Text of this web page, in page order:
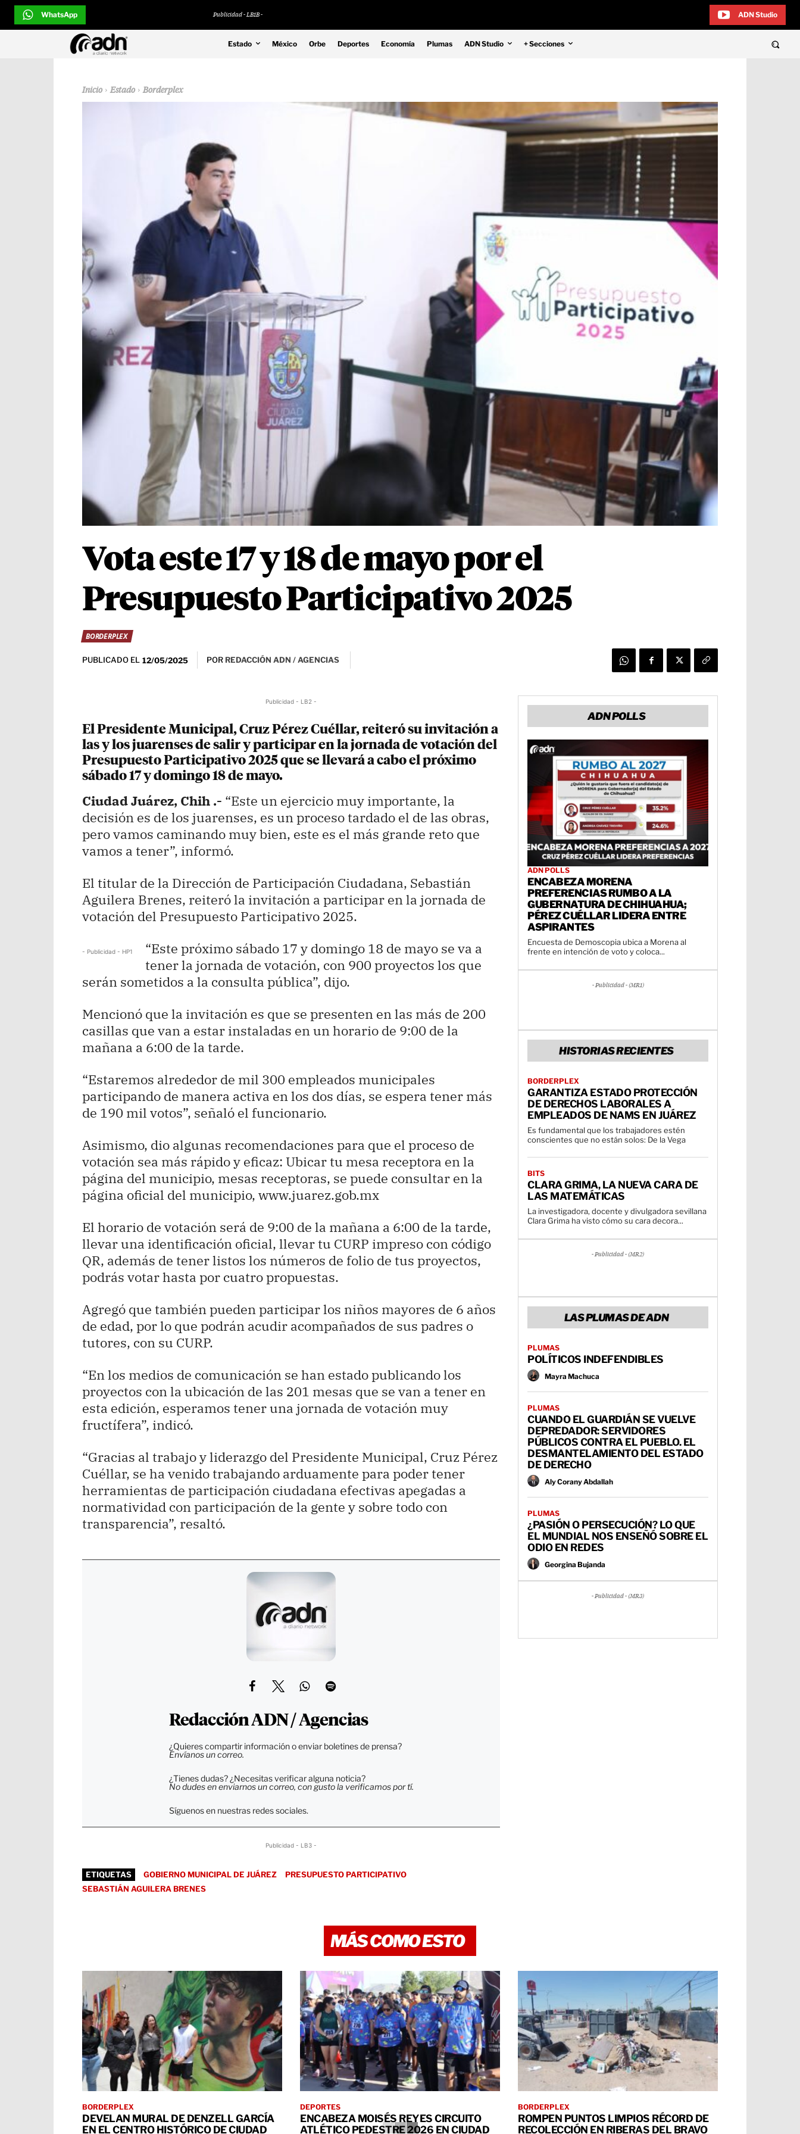
WhatsApp Publicidad - LB1B - ADN Studio
Estado México Orbe Deportes Economía Plumas ADN Studio + Secciones
Inicio Estado Borderplex
Vota este 17 y 18 de mayo por el
Presupuesto Participativo 2025
BORDERPLEX
PUBLICADO EL 12/05/2025 POR REDACCIÓN ADN / AGENCIAS
Publicidad - LB2 -
El Presidente Municipal, Cruz Pérez Cuéllar, reiteró su invitación a
las y los juarenses de salir y participar en la jornada de votación del
Presupuesto Participativo 2025 que se llevará a cabo el próximo
sábado 17 y domingo 18 de mayo.
Ciudad Juárez, Chih .- “Este un ejercicio muy importante, la
decisión es de los juarenses, es un proceso tardado el de las obras,
pero vamos caminando muy bien, este es el más grande reto que
vamos a tener”, informó.
El titular de la Dirección de Participación Ciudadana, Sebastián
Aguilera Brenes, reiteró la invitación a participar en la jornada de
votación del Presupuesto Participativo 2025.
- Publicidad - HP1
“Este próximo sábado 17 y domingo 18 de mayo se va a
tener la jornada de votación, con 900 proyectos los que
serán sometidos a la consulta pública”, dijo.
Mencionó que la invitación es que se presenten en las más de 200
casillas que van a estar instaladas en un horario de 9:00 de la
mañana a 6:00 de la tarde.
“Estaremos alrededor de mil 300 empleados municipales
participando de manera activa en los dos días, se espera tener más
de 190 mil votos”, señaló el funcionario.
Asimismo, dio algunas recomendaciones para que el proceso de
votación sea más rápido y eficaz: Ubicar tu mesa receptora en la
página del municipio, mesas receptoras, se puede consultar en la
página oficial del municipio, www.juarez.gob.mx
El horario de votación será de 9:00 de la mañana a 6:00 de la tarde,
llevar una identificación oficial, llevar tu CURP impreso con código
QR, además de tener listos los números de folio de tus proyectos,
podrás votar hasta por cuatro propuestas.
Agregó que también pueden participar los niños mayores de 6 años
de edad, por lo que podrán acudir acompañados de sus padres o
tutores, con su CURP.
“En los medios de comunicación se han estado publicando los
proyectos con la ubicación de las 201 mesas que se van a tener en
esta edición, esperamos tener una jornada de votación muy
fructífera”, indicó.
“Gracias al trabajo y liderazgo del Presidente Municipal, Cruz Pérez
Cuéllar, se ha venido trabajando arduamente para poder tener
herramientas de participación ciudadana efectivas apegadas a
normatividad con participación de la gente y sobre todo con
transparencia”, resaltó.
Redacción ADN / Agencias
¿Quieres compartir información o enviar boletines de prensa?
Envíanos un correo.
¿Tienes dudas? ¿Necesitas verificar alguna noticia?
No dudes en enviarnos un correo, con gusto la verificamos por tí.
Síguenos en nuestras redes sociales.
Publicidad - LB3 -
ETIQUETAS GOBIERNO MUNICIPAL DE JUÁREZ
PRESUPUESTO PARTICIPATIVO
SEBASTIÁN AGUILERA BRENES
ADN POLLS
ADN POLLS
ENCABEZA MORENA
PREFERENCIAS RUMBO A LA
GUBERNATURA DE CHIHUAHUA;
PÉREZ CUÉLLAR LIDERA ENTRE
ASPIRANTES
Encuesta de Demoscopia ubica a Morena al
frente en intención de voto y coloca...
- Publicidad - (MR1)
HISTORIAS RECIENTES
BORDERPLEX
GARANTIZA ESTADO PROTECCIÓN
DE DERECHOS LABORALES A
EMPLEADOS DE NAMS EN JUÁREZ
Es fundamental que los trabajadores estén
conscientes que no están solos: De la Vega
BITS
CLARA GRIMA, LA NUEVA CARA DE
LAS MATEMÁTICAS
La investigadora, docente y divulgadora sevillana
Clara Grima ha visto cómo su cara decora...
- Publicidad - (MR2)
LAS PLUMAS DE ADN
PLUMAS
POLÍTICOS INDEFENDIBLES
Mayra Machuca
PLUMAS
CUANDO EL GUARDIÁN SE VUELVE
DEPREDADOR: SERVIDORES
PÚBLICOS CONTRA EL PUEBLO. EL
DESMANTELAMIENTO DEL ESTADO
DE DERECHO
Aly Corany Abdallah
PLUMAS
¿PASIÓN O PERSECUCIÓN? LO QUE
EL MUNDIAL NOS ENSEÑÓ SOBRE EL
ODIO EN REDES
Georgina Bujanda
- Publicidad - (MR3)
MÁS COMO ESTO
BORDERPLEX
DEVELAN MURAL DE DENZELL GARCÍA
EN EL CENTRO HISTÓRICO DE CIUDAD
DEPORTES
ENCABEZA MOISÉS REYES CIRCUITO
ATLÉTICO PEDESTRE 2026 EN CIUDAD
BORDERPLEX
ROMPEN PUNTOS LIMPIOS RÉCORD DE
RECOLECCIÓN EN RIBERAS DEL BRAVO